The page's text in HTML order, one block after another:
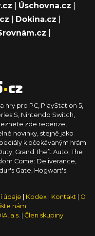
Úschovna.cz
Dokina.cz
hry pro PC, PlayStation 5,
S, Nintendo Switch,
zde recenze,
novinky, stejně jako
k očekávaným hrám
Grand Theft Auto, The
Come: Deliverance,
Gate, Hogwart's
údaje Kodex Kontakt
O
nám
a.s.
Člen skupiny